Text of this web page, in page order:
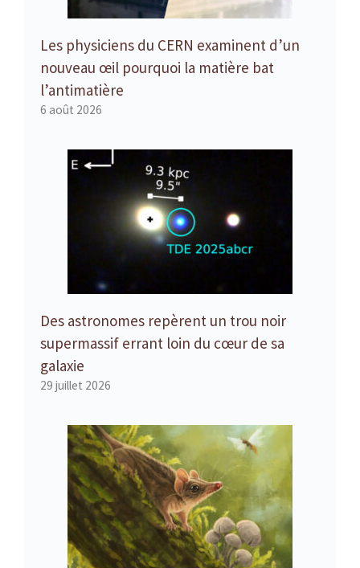
Les physiciens du CERN examinent d’un
nouveau œil pourquoi la matière bat
l’antimatière
6 août 2026
Des astronomes repèrent un trou noir
supermassif errant loin du cœur de sa
galaxie
29 juillet 2026